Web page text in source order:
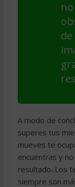
A modo de
superes tus
mueves te
encuentras y
resultado. Los
siempre son